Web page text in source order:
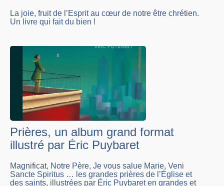
La joie, fruit de l’Esprit au cœur de notre être chrétien.
Un livre qui fait du bien !
Prières, un album grand format
illustré par Éric Puybaret
Magnificat, Notre Père, Je vous salue Marie, Veni
Sancte Spiritus … les grandes prières de l’Église et
des saints, illustrées par Éric Puybaret en grandes et